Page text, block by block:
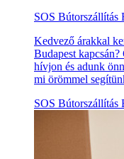
SOS Bútorszállítás
Kedvező árakkal
Budapest
hívjon és adunk
mi örömmel
SOS Bútorszállítás